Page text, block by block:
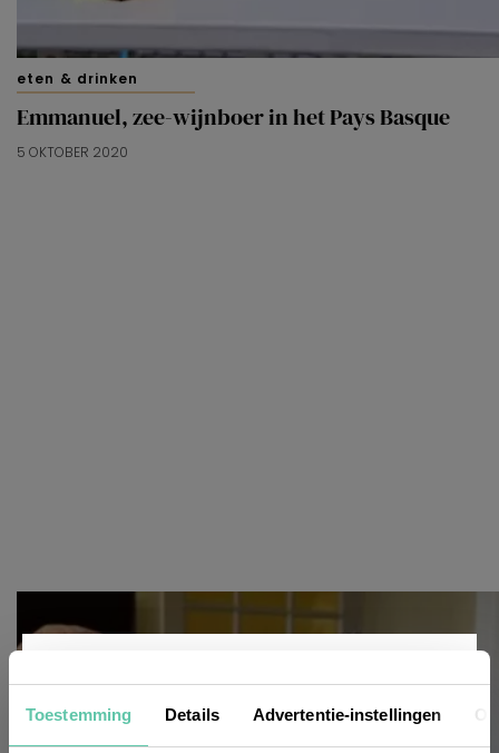
Toestemming Details Advertentie-instellingen
eten & drinken
Emmanuel, zee-wijnboer in het Pays Basque
5 OKTOBER 2020
Nieuwsbrief